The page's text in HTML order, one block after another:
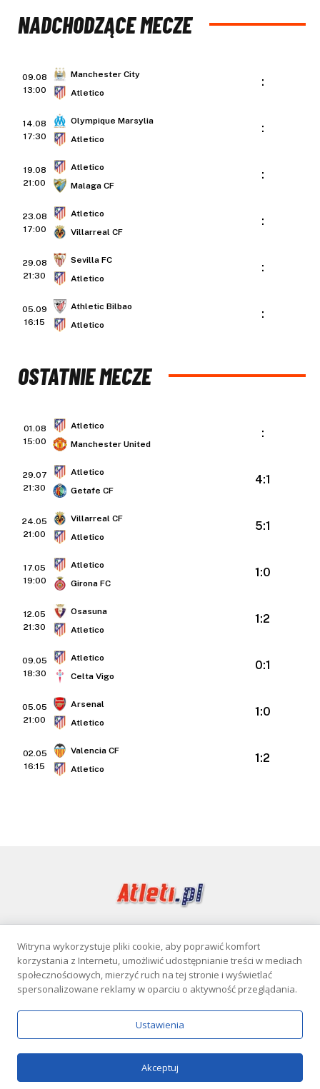
NADCHODZĄCE MECZE
09.08
13:00
Manchester City
Atletico
:
14.08
17:30
Olympique Marsylia
Atletico
:
19.08
21:00
Atletico
Malaga CF
:
23.08
17:00
Atletico
Villarreal CF
:
29.08
21:30
Sevilla FC
Atletico
:
05.09
16:15
Athletic Bilbao
Atletico
:
OSTATNIE MECZE
01.08
15:00
Atletico
Manchester United
:
29.07
21:30
Atletico
Getafe CF
4:1
24.05
21:00
Villarreal CF
Atletico
5:1
17.05
19:00
Atletico
Girona FC
1:0
12.05
21:30
Osasuna
Atletico
1:2
09.05
18:30
Atletico
Celta Vigo
0:1
05.05
21:00
Arsenal
Atletico
1:0
02.05
16:15
Valencia CF
Atletico
1:2
Facebook
KONTAKT POLITYKA PRYWATNOŚCI
Serwis wyłącznie dla osób powyżej 18 lat. Hazard może uzależniać.
Graj odpowiedzialnie.Szczegóły
Copyright © 2026 Atleti.pl
Witryna wykorzystuje pliki cookie, aby poprawić komfort
korzystania z Internetu, umożliwić udostępnianie treści w mediach
społecznościowych, mierzyć ruch na tej stronie i wyświetlać
spersonalizowane reklamy w oparciu o aktywność przeglądania.
Ustawienia
Akceptuj